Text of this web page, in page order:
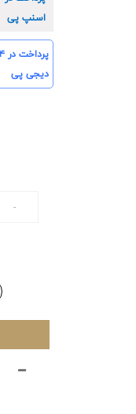
اسنپ پی
پرداخت در ۴ قسط
دیجی پی
-